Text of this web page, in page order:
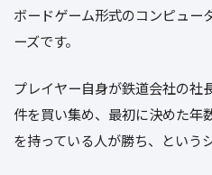
ボードゲーム形式のコンピュー
ーズです。
プレイヤー自身が鉄道会社の社
件を買い集め、最初に決めた年
を持っている人が勝ち、という